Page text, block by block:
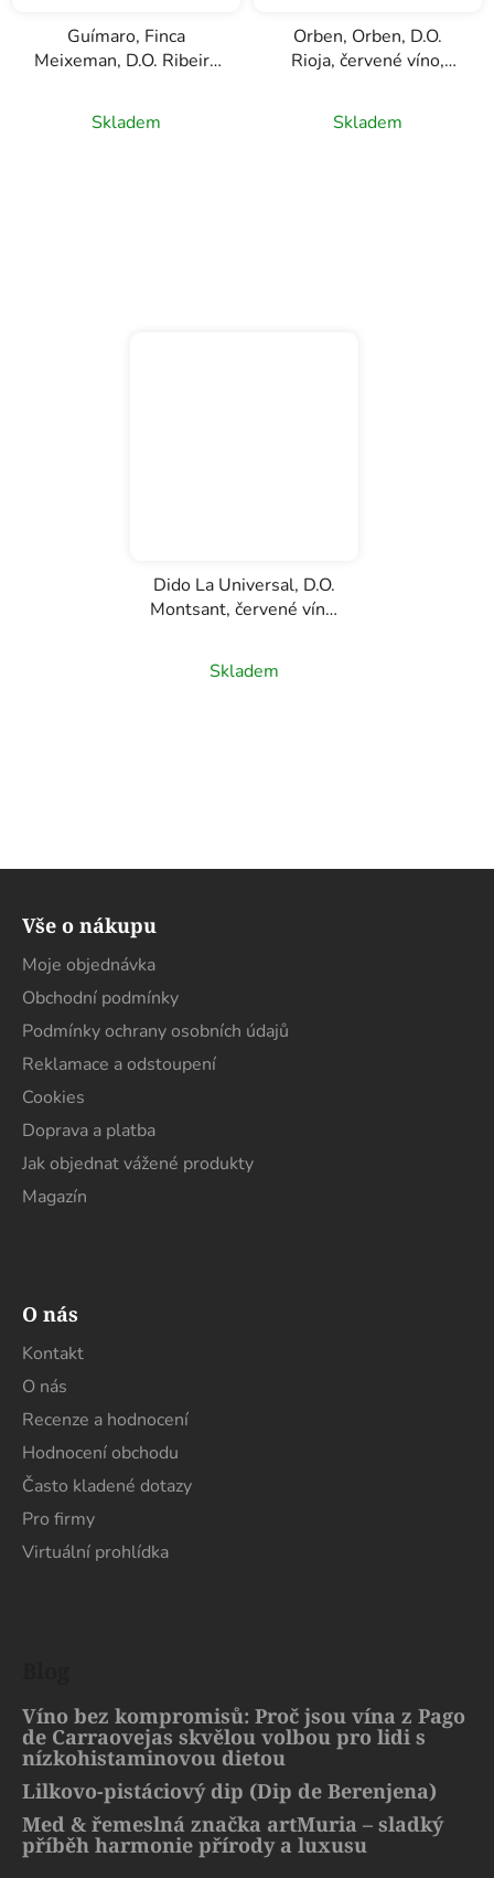
Guímaro, Finca
Meixeman, D.O. Ribeira
0,75l
Skladem
Orben, Orben, D.O.
Rioja, červené víno,
Skladem
Dido La Universal, D.O.
Montsant, červené víno,
Skladem
Vše o nákupu
Moje objednávka
Obchodní podmínky
Podmínky ochrany osobních údajů
Reklamace a odstoupení
Cookies
Doprava a platba
Jak objednat vážené produkty
Magazín
O nás
Kontakt
O nás
Recenze a hodnocení
Hodnocení obchodu
Často kladené dotazy
Pro firmy
Virtuální prohlídka
Víno bez kompromisů: Proč jsou vína z Pago
de Carraovejas skvělou volbou pro lidi s
nízkohistaminovou dietou
Lilkovo-pistáciový dip (Dip de Berenjena)
Med & řemeslná značka artMuria – sladký
příběh harmonie přírody a luxusu